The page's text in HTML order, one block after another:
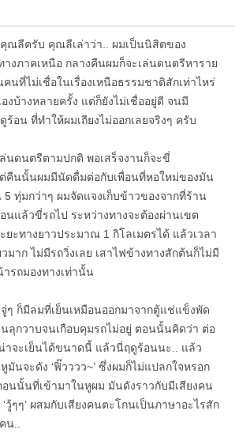
คุณลีครับ คุณลีเล่าว่า.. ผมเป็นนิสิตของ
งภาคเหนือ กลางคืนผมก็จะเล่นดนตรีหาราย
นที่ไม่เชื่อในเรื่องเหนือธรรมชาติสักเท่าไหร่
องบ้างหลายครั้ง แต่ก็ยังไม่เชื่ออยู่ดี จนมี
อน ที่ทำให้ผมเถียงไม่ออกเลยจริงๆ ครับ
นดนตรีตามปกติ พอเสร็จงานก็จะขี่
คืนนั้นผมมีนัดดื่มต่อกับเพื่อนที่หอใหม่ของมัน
ทุ่มกว่าๆ ผมจัดแจงเก็บข้าวของจากที่ร้าน
นแล้วขี่รถไป ระหว่างทางจะต้องผ่านเขต
ยะทางยาวประมาณ 1 กิโลเมตรได้ แล้วเวลา
มาก ไม่มีรถวิ่งเลย เสาไฟข้างทางสักต้นก็ไม่มี
รถมองทางเท่านั้น
ๆ ก็มีลมที่เย็นเหมือนออกมาจากตู้แช่แข็งพัด
ลุกวาบจนเกือบคุมรถไม่อยู่ ตอนนั้นคิดว่า ต่อ
าจะเย็นได้ขนาดนี้ แล้วนี่ฤดูร้อนนะ.. แล้ว
มันจะดัง ‘ฟิ๊วววว~’ ซึ่งผมก็ไม่แปลกใจหรอก
นนั้นที่เข้ามาในหูผม มันดังราวกับมีเสียงคน
วู้ๆๆ’ ผสมกับเสียงคนตะโกนเป็นภาษาอะไรสัก
..